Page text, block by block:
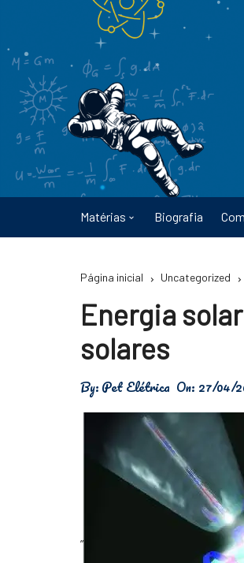
conteúdo
Matérias
Energia
Física
Meio Ambiente
Tecnologia
Biografia
Página inicial Uncategorized
Energia
solares
By:Pet Elétrica On: 27/04/
”